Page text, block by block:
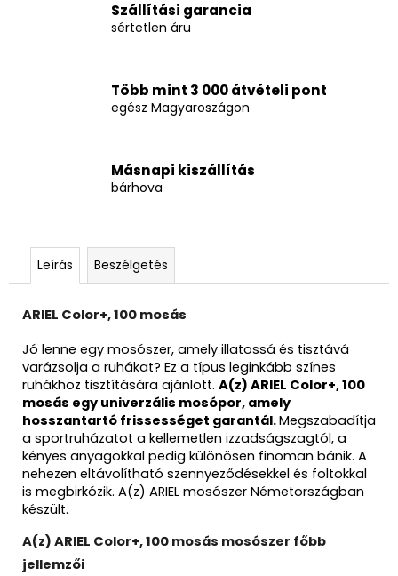
Szállítási garancia
sértetlen áru
Több mint 3 000 átvételi pont
egész Magyaroszágon
Másnapi kiszállítás
bárhova
Leírás Beszélgetés
ARIEL Color+, 100 mosás
Jó lenne egy mosószer, amely illatossá és tisztává
varázsolja a ruhákat? Ez a típus leginkább színes
ruhákhoz tisztítására ajánlott. A(z) ARIEL Color+, 100
mosás egy univerzális mosópor, amely
hosszantartó frissességet garantál.Megszabadítja
a sportruházatot a kellemetlen izzadságszagtól, a
kényes anyagokkal pedig különösen finoman bánik. A
nehezen eltávolítható szennyeződésekkel és foltokkal
is megbirkózik. A(z) ARIEL mosószer Németországban
készült.
A(z) ARIEL Color+, 100 mosás mosószer főbb
jellemzői